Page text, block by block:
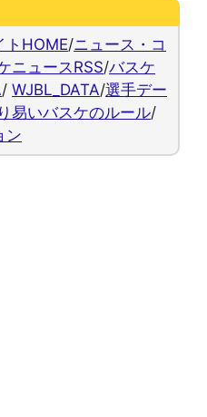
トHOME/ニュース・コ
ニュースRSS/バスケ
/ WJBL_DATA/選手デー
易いバスケのルール/
ン